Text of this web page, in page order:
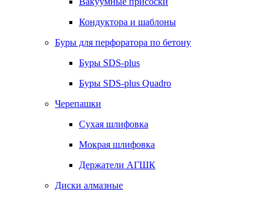
Кондуктора и шаблоны
Буры для перфоратора по бетону
Буры SDS-plus
Буры SDS-plus Quadro
Черепашки
Сухая шлифовка
Мокрая шлифовка
Держатели АГШК
Диски алмазные